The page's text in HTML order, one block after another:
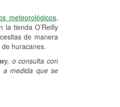
meteorológicos,
la tienda O’Reilly
de manera
huracanes.
o consulta con
a medida que se